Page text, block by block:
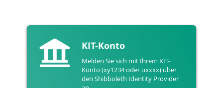
KIT-Konto
Melden Sie sich mit Ihrem KIT-
Konto (xy1234 oder uxxxx) über
den Shibboleth Identity Provider